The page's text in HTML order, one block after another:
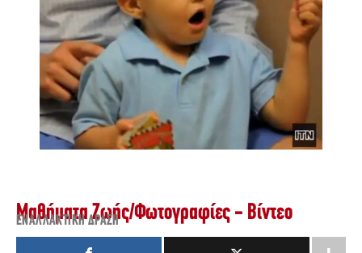
Μαθήματα Ζωής/Φωτογραφίες - Βίντεο
ΕΝΑΛΛΑΚΤΙΚΉ ΔΡΆΣΗ